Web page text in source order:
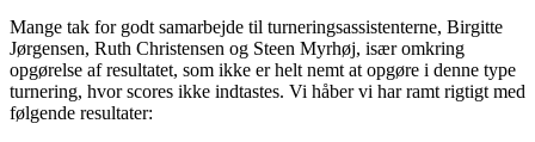
Mange tak for godt samarbejde til turneringsassistenterne, Birgitte
Jørgensen, Ruth Christensen og Steen Myrhøj, især omkring
opgørelse af resultatet, som ikke er helt nemt at opgøre i denne type
turnering, hvor scores ikke indtastes. Vi håber vi har ramt rigtigt med
følgende resultater: